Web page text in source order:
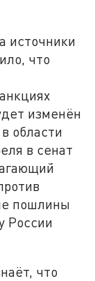
источники
что
изменён
области
в сенат
пошлины
России
что